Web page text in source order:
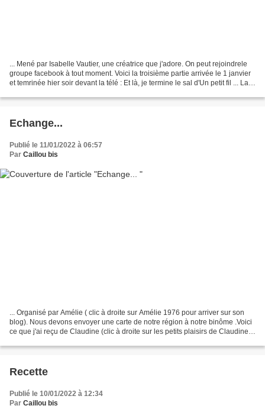
... Mené par Isabelle Vautier, une créatrice que j'adore. On peut rejoindrele
groupe facebook à tout moment. Voici la troisième partie arrivée le 1 janvier
et temrinée hier soir devant la télé : Et là, je termine le sal d'Un petit fil ... La
Echange...
Publié le 11/01/2022 à 06:57
Par Caillou bis
... Organisé par Amélie ( clic à droite sur Amélie 1976 pour arriver sur son
blog). Nous devons envoyer une carte de notre région à notre binôme .Voici
ce que j'ai reçu de Claudine (clic à droite sur les petits plaisirs de Claudine
Recette
Publié le 10/01/2022 à 12:34
Par Caillou bis